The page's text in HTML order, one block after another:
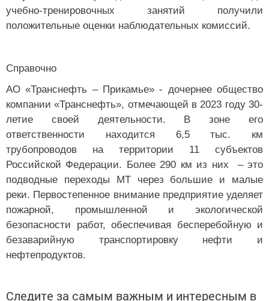
учебно-тренировочных занятий получили
положительные оценки наблюдательных комиссий.
Справочно
АО «Транснефть – Прикамье» - дочернее общество
компании «Транснефть», отмечающей в 2023 году 30-
летие своей деятельности. В зоне его
ответственности находится 6,5 тыс. км
трубопроводов на территории 11 субъектов
Российской Федерации. Более 290 км из них – это
подводные переходы МТ через большие и малые
реки. Первостепенное внимание предприятие уделяет
пожарной, промышленной и экологической
безопасности работ, обеспечивая бесперебойную и
безаварийную транспортировку нефти и
нефтепродуктов.
Следите за самым важным и интересным в